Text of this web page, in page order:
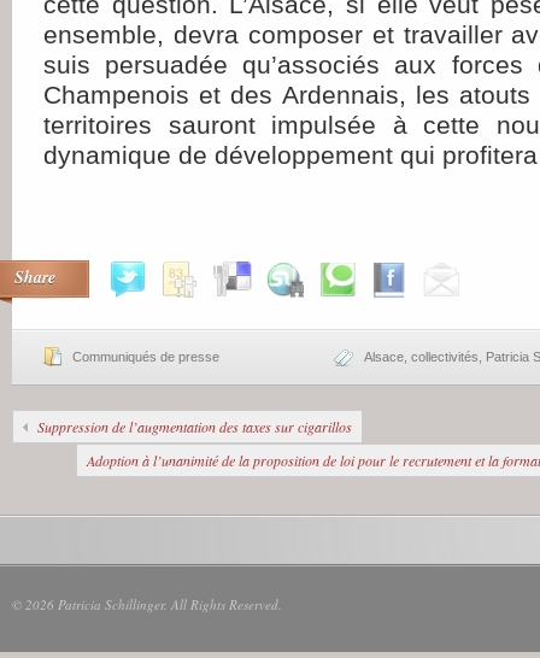
ensemble, devra composer et travailler
suis persuadée qu’associés aux
Champenois et des Ardennais, les atouts
territoires sauront impulsée à cette
dynamique de développement qui
Share
Communiqués de presse Alsace collectivités Patricia
Suppression de l’augmentation des taxes sur cigarillos
Adoption à l’unanimité de la proposition de loi pour le recrutement et la
© 2026 Patricia Schillinger. All Rights Reserved.